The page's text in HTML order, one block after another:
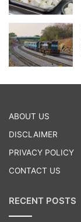
ABOUT US
DISCLAIMER
PRIVACY POLICY
CONTACT US
RECENT POSTS